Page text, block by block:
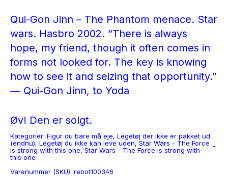
Qui-Gon Jinn – The Phantom menace. Star
wars. Hasbro 2002. “There is always
hope, my friend, though it often comes in
forms not looked for. The key is knowing
how to see it and seizing that opportunity.”
― Qui-Gon Jinn, to Yoda
Øv! Den er solgt.
Kategorier: Figur du bare må eje, Legetøj der ikke er pakket ud
(endnu), Legetøj du ikke kan leve uden, Star Wars - The Force
is strong with this one, Star Wars - The Force is strong with
this one
Varenummer (SKU): rebot100346